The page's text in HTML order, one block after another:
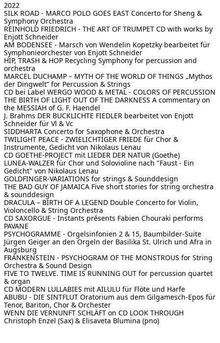
2022
SILK ROAD - MARCO POLO GOES EAST Concerto for Sheng &
Symphony Orchestra
REINHOLD FRIEDRICH - THE ART OF TRUMPET CD with works by
Enjott Schneider
AM BODENSEE - Marsch von Wendelin Kopetzky bearbeitet für
Symphonieorchester von Enjott Schneider
HIP, TRASH & HOP Recycling Symphony for percussion and
orchestra
MARCEL DUCHAMP – MYTH OF THE WORLD OF THINGS „Mythos
der Dingwelt“ for Percussion & Strings
CD bei Label WERGO WOOD & METAL - COLORS OF PERCUSSION
THE BIRTH OF LIGHT OUT OF THE DARKNESS A commentary on
the MESSIAH of G. F. Haendel
J. Brahms DER BUCKLICHTE FIEDLER bearbeitet von Enjott
Schneider für Vl & Vc
SIDDHARTA Concerto for Saxophone & Orchestra
TWILIGHT PEACE - ZWIELICHTIGER FRIEDE für Chor &
Instrumente, Gedicht von Nikolaus Lenau
CD GOETHE-PROJECT mit LIEDER DER NATUR (Goethe)
LUNEA-WALZER für Chor und Solovioline nach "Faust - Ein
Gedicht" von Nikolaus Lenau
GOLDFINGER-VARIATIONS for strings & Sounddesign
THE BAD GUY OF JAMAICA Five short stories for string orchestra
& sounddesign
DRACULA – BIRTH OF A LEGEND Double Concerto for Violin,
Violoncello & String Orchestra
CD SAXORGUE - Instants présents Fabien Chouraki performs
PAVANE
PSYCHOGRAMME - Orgelsinfonien 2 & 15, Baumbilder-Suite
Jürgen Geiger an den Orgeln der Basilika St. Ulrich und Afra in
Augsburg
FRANKENSTEIN - PSYCHOGRAM OF THE MONSTROUS for String
Orchestra & Sound Design
FIVE TO TWELVE. TIME IS RUNNING OUT for percussion quartet
& organ
CD MODERN LULLABIES mit AILULU für Flöte und Harfe
ABUBU - DIE SINTFLUT Oratorium aus dem Gilgamesch-Epos für
Tenor, Bariton, Chor & Orchester
WENN DIE VERNUNFT SCHLÄFT on CD LOOK THROUGH
Christoph Enzel (Sax) & Elisaveta Blumina (pno)